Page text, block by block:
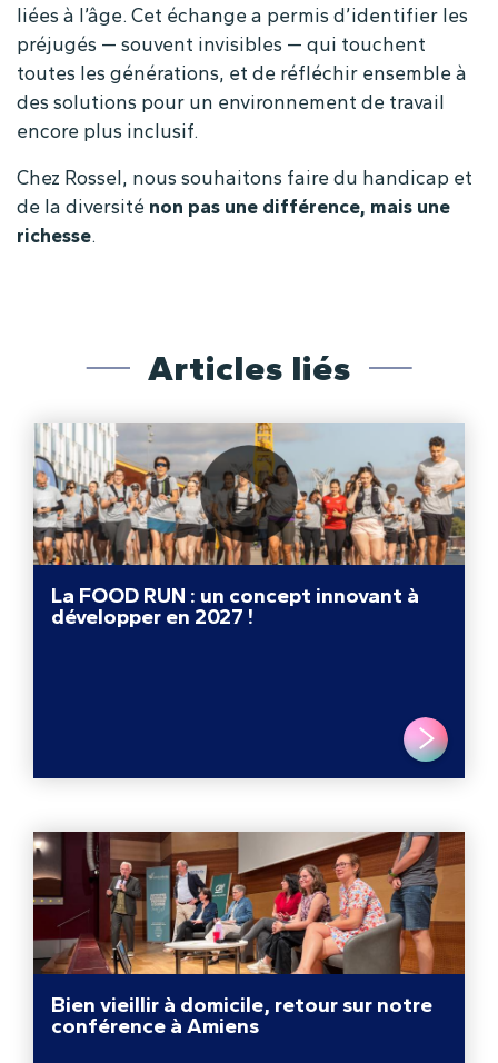
liées à l’âge. Cet échange a permis d’identifier les
préjugés — souvent invisibles — qui touchent
toutes les générations, et de réfléchir ensemble à
des solutions pour un environnement de travail
encore plus inclusif.
Chez Rossel, nous souhaitons faire du handicap et
de la diversité non pas une différence, mais une
richesse.
Articles liés
La FOOD RUN : un concept innovant à
développer en 2027 !
Bien vieillir à domicile, retour sur notre
conférence à Amiens